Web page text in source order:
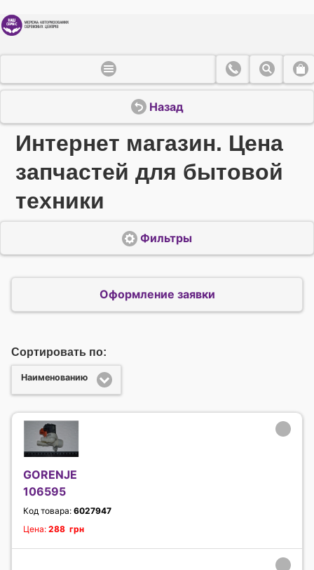
Назад
Интернет магазин. Цена
запчастей для бытовой
техники
Фильтры
Оформление заявки
Сортировать по:
Наименованию
GORENJE
106595
Код товара: 6027947
Цена: 288 грн